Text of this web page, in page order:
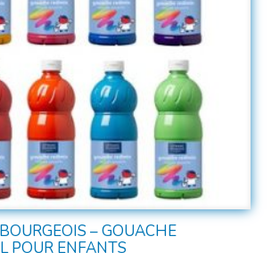
– GOUACHE
POUR ENFANTS